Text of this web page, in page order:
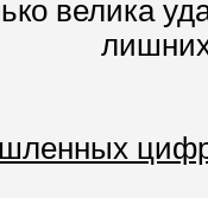
велика